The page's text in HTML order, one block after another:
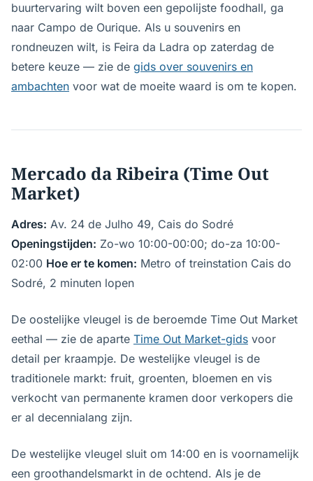
buurtervaring wilt boven een gepolijste foodhall, ga
naar Campo de Ourique. Als u souvenirs en
rondneuzen wilt, is Feira da Ladra op zaterdag de
betere keuze — zie de gids over souvenirs en
ambachten voor wat de moeite waard is om te kopen.
Mercado da Ribeira (Time Out
Market)
Adres: Av. 24 de Julho 49, Cais do Sodré
Openingstijden: Zo-wo 10:00-00:00; do-za 10:00-
02:00 Hoe er te komen: Metro of treinstation Cais do
Sodré, 2 minuten lopen
De oostelijke vleugel is de beroemde Time Out Market
eethal — zie de aparte Time Out Market-gids voor
detail per kraampje. De westelijke vleugel is de
traditionele markt: fruit, groenten, bloemen en vis
verkocht van permanente kramen door verkopers die
er al decennialang zijn.
De westelijke vleugel sluit om 14:00 en is voornamelijk
een groothandelsmarkt in de ochtend. Als je de